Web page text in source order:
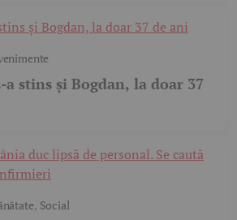
stins și Bogdan, la doar 37
, Social